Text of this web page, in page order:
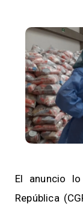
El anuncio
República